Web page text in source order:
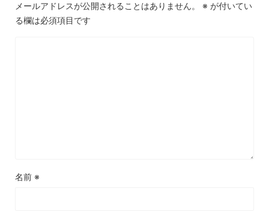
メールアドレスが公開されることはありません。 ※ が付いてい
る欄は必須項目です
名前 ※